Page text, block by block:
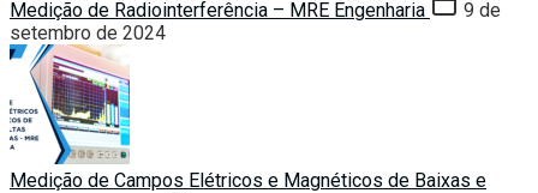
Medição de Radiointerferência – MRE Engenharia
9 de
setembro de 2024
Medição de Campos Elétricos e Magnéticos de Baixas e